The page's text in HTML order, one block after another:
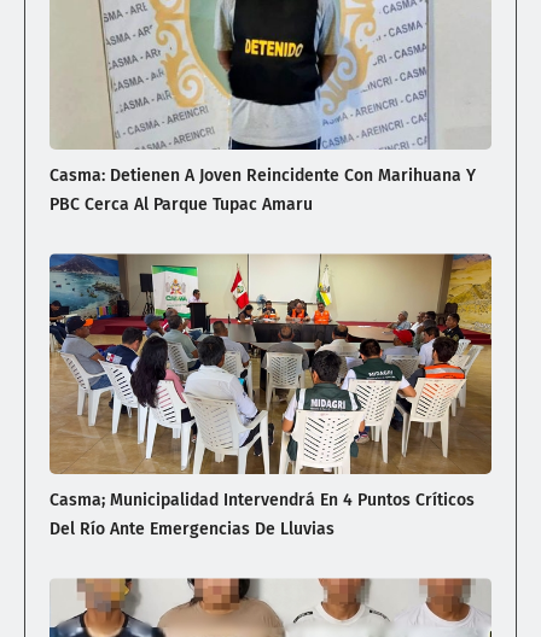
Casma: Detienen A Joven Reincidente Con Marihuana Y
PBC Cerca Al Parque Tupac Amaru
Casma; Municipalidad Intervendrá En 4 Puntos Críticos
Del Río Ante Emergencias De Lluvias